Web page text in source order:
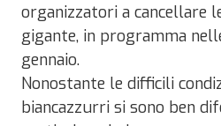
organizzatori a cancellare
gigante, in programma
gennaio.
Nonostante le difficili
biancazzurri si sono ben